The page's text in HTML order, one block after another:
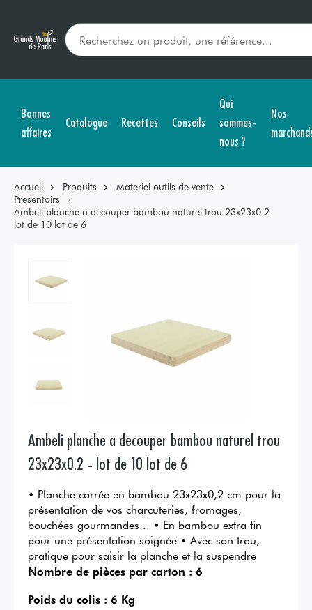
Bonnes
affaires
Catalogue Recettes Conseils
Qui
sommes-
nous ?
Nos
Accueil Produits
Materiel outils de vente
Presentoirs
Ambeli planche a decouper bambou naturel trou 23x23x0.2
lot de 10 lot de 6
Ambeli planche a decouper bambou naturel trou
23x23x0.2 - lot de 10 lot de 6
• Planche carrée en bambou 23x23x0,2 cm pour la
présentation de vos charcuteries, fromages,
bouchées gourmandes... • En bambou extra fin
pour une présentation soignée • Avec son trou,
pratique pour saisir la planche et la suspendre
Nombre de pièces par carton : 6
Poids du colis : 6 Kg